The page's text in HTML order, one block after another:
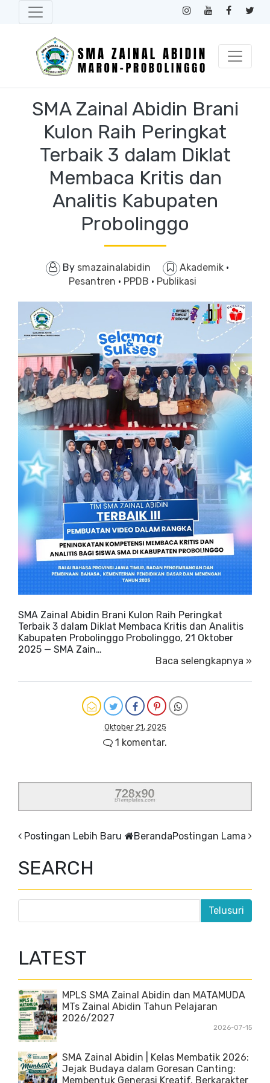
SMA Zainal Abidin Brani
Kulon Raih Peringkat
Terbaik 3 dalam Diklat
Membaca Kritis dan
Analitis Kabupaten
Probolinggo
By smazainalabidin Akademik ·
Pesantren · PPDB · Publikasi
SMA Zainal Abidin Brani Kulon Raih Peringkat
Terbaik 3 dalam Diklat Membaca Kritis dan Analitis
Kabupaten Probolinggo Probolinggo, 21 Oktober
2025 — SMA Zain…
Baca selengkapnya »
Oktober 21, 2025
1 komentar.
Postingan Lebih Baru Postingan Lama
Beranda
SEARCH
LATEST
MPLS SMA Zainal Abidin dan MATAMUDA
MTs Zainal Abidin Tahun Pelajaran
2026/2027
2026-07-15
SMA Zainal Abidin | Kelas Membatik 2026:
Jejak Budaya dalam Goresan Canting:
Membentuk Generasi Kreatif, Berkarakter